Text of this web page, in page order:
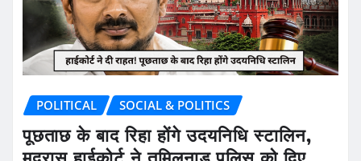
POLITICAL SOCIAL & POLITICS
पूछताछ के बाद रिहा होंगे उदयनिधि स्टालिन,